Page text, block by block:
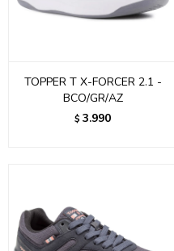
TOPPER T X-FORCER 2.1 -
BCO/GR/AZ
$ 3.990